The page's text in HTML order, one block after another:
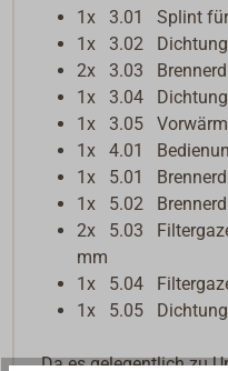
1x 3.01 Splint für
1x 3.02
2x 3.03
1x 3.04
1x 3.05
1x 4.01
1x 5.01
1x 5.02
2x 5.03
mm
1x 5.04
1x 5.05
Da es gelegentlich zu